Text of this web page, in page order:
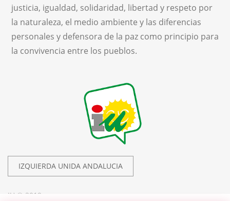
justicia, igualdad, solidaridad, libertad y respeto por
la naturaleza, el medio ambiente y las diferencias
personales y defensora de la paz como principio para
la convivencia entre los pueblos.
IZQUIERDA UNIDA ANDALUCIA
IU © 2019.